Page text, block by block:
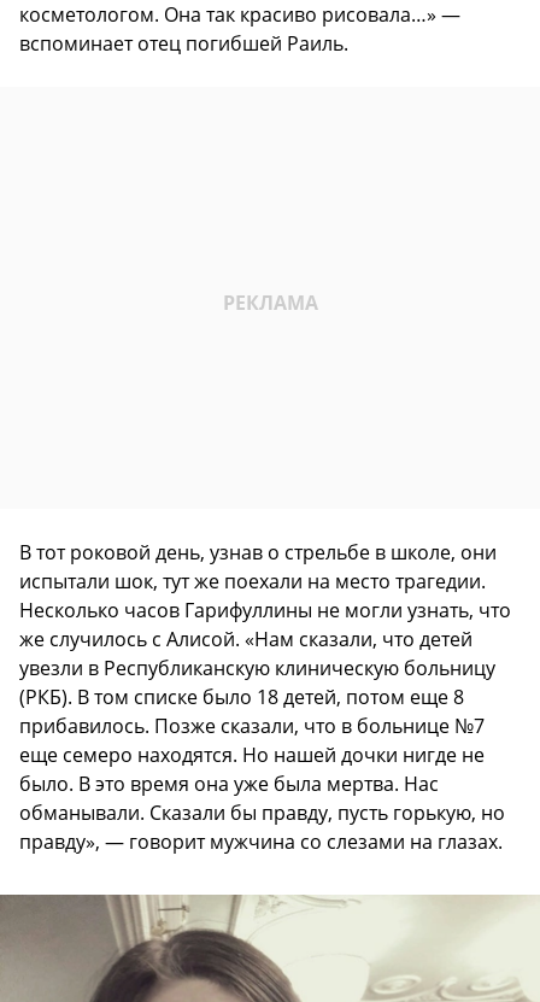
косметологом. Она так красиво рисовала…» —
вспоминает отец погибшей Раиль.
В тот роковой день, узнав о стрельбе в школе, они
испытали шок, тут же поехали на место трагедии.
Несколько часов Гарифуллины не могли узнать, что
же случилось с Алисой. «Нам сказали, что детей
увезли в Республиканскую клиническую больницу
(РКБ). В том списке было 18 детей, потом еще 8
прибавилось. Позже сказали, что в больнице №7
еще семеро находятся. Но нашей дочки нигде не
было. В это время она уже была мертва. Нас
обманывали. Сказали бы правду, пусть горькую, но
правду», — говорит мужчина со слезами на глазах.